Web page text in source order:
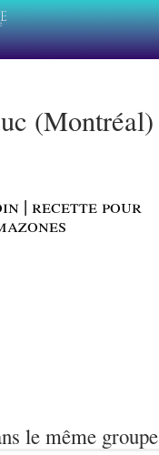
(Montréal)
| recette pour
le même groupe